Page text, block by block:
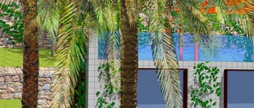
I
nostri
servizi
La
Liguria
Tipologia
-